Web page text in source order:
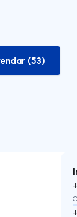
listing
(53)